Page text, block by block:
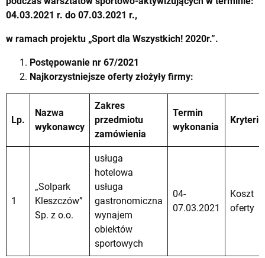
04.03.2021 r. do 07.03.2021 r.,
w ramach projektu „Sport dla Wszystkich! 2020r.”.
Postępowanie nr 67/2021
Najkorzystniejsze oferty złożyły firmy:
Lp.
Nazwa
wykonawcy
Zakres
przedmiotu
zamówienia
Termin
wykonania
1
„Solpark
Kleszczów”
Sp. z o.o.
usługa
hotelowa
usługa
gastronomiczna
wynajem
obiektów
sportowych
04-
07.03.2021
Koszt
oferty